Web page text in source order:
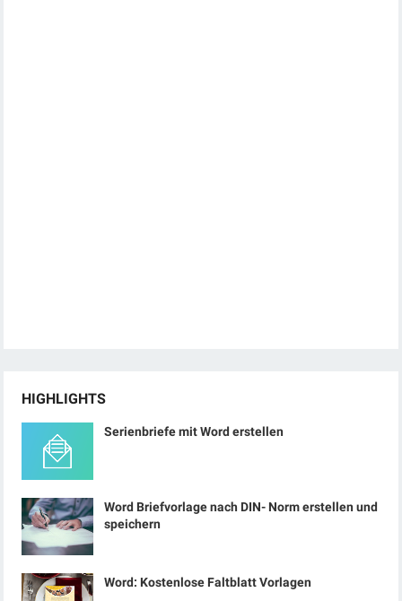
HIGHLIGHTS
Serienbriefe mit Word erstellen
Word Briefvorlage nach DIN- Norm erstellen und
speichern
Word: Kostenlose Faltblatt Vorlagen